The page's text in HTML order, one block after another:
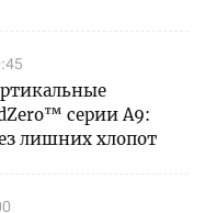
серии A9:
лишних хлопот